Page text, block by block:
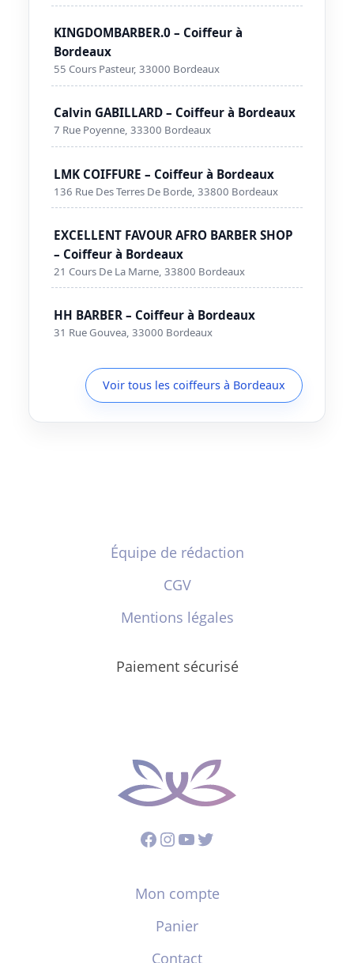
KINGDOMBARBER.0 – Coiffeur à
Bordeaux
55 Cours Pasteur, 33000 Bordeaux
Calvin GABILLARD – Coiffeur à Bordeaux
7 Rue Poyenne, 33300 Bordeaux
LMK COIFFURE – Coiffeur à Bordeaux
136 Rue Des Terres De Borde, 33800 Bordeaux
EXCELLENT FAVOUR AFRO BARBER SHOP
– Coiffeur à Bordeaux
21 Cours De La Marne, 33800 Bordeaux
HH BARBER – Coiffeur à Bordeaux
31 Rue Gouvea, 33000 Bordeaux
Voir tous les coiffeurs à Bordeaux
Équipe de rédaction
CGV
Mentions légales
Paiement sécurisé
Facebook
Instagram
YouTube
Twitter
Mon compte
Panier
Contact